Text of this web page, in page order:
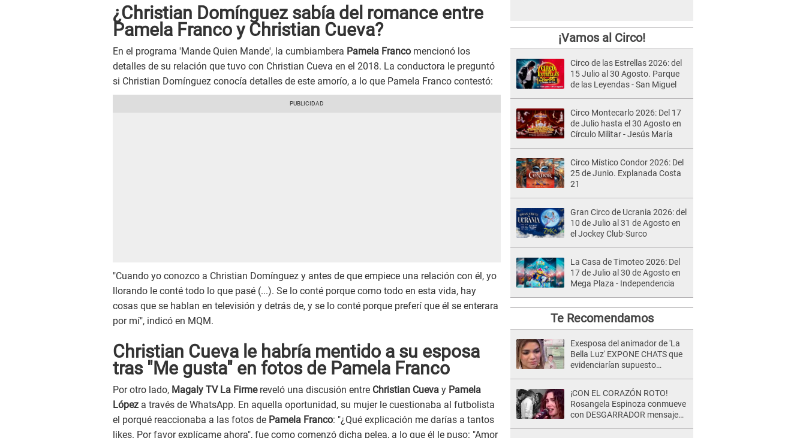
¿Christian Domínguez sabía del romance entre
Pamela Franco y Christian Cueva?
En el programa 'Mande Quien Mande', la cumbiambera Pamela Franco mencionó los
detalles de su relación que tuvo con Christian Cueva en el 2018. La conductora le preguntó
si Christian Domínguez conocía detalles de este amorío, a lo que Pamela Franco contestó:
"Cuando yo conozco a Christian Domínguez y antes de que empiece una relación con él, yo
llorando le conté todo lo que pasé (...). Se lo conté porque como todo en esta vida, hay
cosas que se hablan en televisión y detrás de, y se lo conté porque preferí que él se enterara
por mí", indicó en MQM.
Christian Cueva le habría mentido a su esposa
tras "Me gusta" en fotos de Pamela Franco
Por otro lado, Magaly TV La Firmereveló una discusión entre Christian Cueva y Pamela
López a través de WhatsApp. En aquella oportunidad, su mujer le cuestionaba al futbolista
el porqué reaccionaba a las fotos de Pamela Franco: "¿Qué explicación me darías a tantos
likes. Por favor explícame ahora", fue como comenzó dicha pelea, a lo que él le puso: "Amor
¡Vamos al Circo!
Circo de las Estrellas 2026: del
15 Julio al 30 Agosto. Parque
de las Leyendas - San Miguel
Circo Montecarlo 2026: Del 17
de Julio hasta el 30 Agosto en
Círculo Militar - Jesús María
Circo Místico Condor 2026: Del
25 de Junio. Explanada Costa
21
Gran Circo de Ucrania 2026: del
10 de Julio al 31 de Agosto en
el Jockey Club-Surco
La Casa de Timoteo 2026: Del
17 de Julio al 30 de Agosto en
Mega Plaza - Independencia
Te Recomendamos
Exesposa del animador de 'La
Bella Luz' EXPONE CHATS que
evidenciarían supuesto
Saldaña, pese a tener pareja
¡CON EL CORAZÓN ROTO!
Rosangela Espinoza conmueve
con DESGARRADOR mensaje